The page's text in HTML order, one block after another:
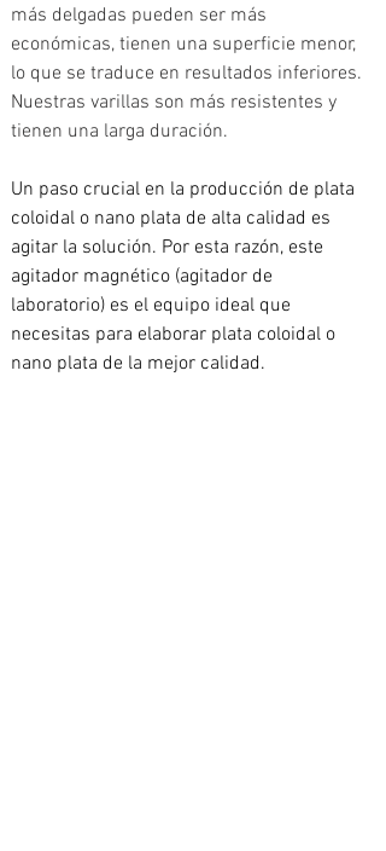
más delgadas pueden ser más
económicas, tienen una superficie menor,
lo que se traduce en resultados inferiores.
Nuestras varillas son más resistentes y
tienen una larga duración.
Un paso crucial en la producción de plata
coloidal o nano plata de alta calidad es
agitar la solución. Por esta razón, este
agitador magnético (agitador de
laboratorio) es el equipo ideal que
necesitas para elaborar plata coloidal o
nano plata de la mejor calidad.